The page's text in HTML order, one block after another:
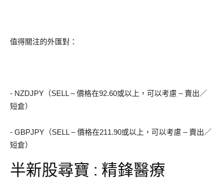
值得關注的外匯對：
- NZDJPY（SELL – 價格在92.60或以上，可以考慮 – 賣出／
短倉）
- GBPJPY（SELL – 價格在211.90或以上，可以考慮 – 賣出／
短倉）
半新股尋寶 : 精鋒醫療